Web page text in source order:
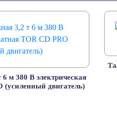
м 380 В электрическая
(усиленный двигатель)